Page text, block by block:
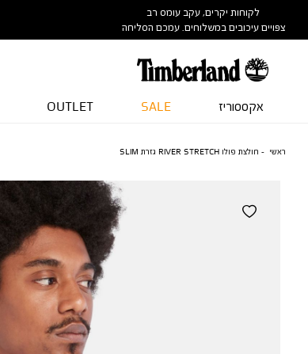
לקוחות יקרים, עקב עומס רב
צפויים עיכובים במשלוחים. עמכם הסליחה
אקססוריז SALE
OUTLET
ראשי חולצת פולו RIVER STRETCH גזרת SLIM